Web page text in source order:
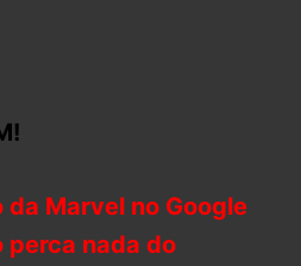
da Marvel no Google
perca nada do